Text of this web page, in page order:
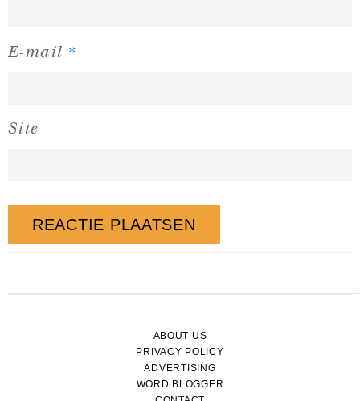
E-mail *
Site
ABOUT US
PRIVACY POLICY
ADVERTISING
WORD BLOGGER